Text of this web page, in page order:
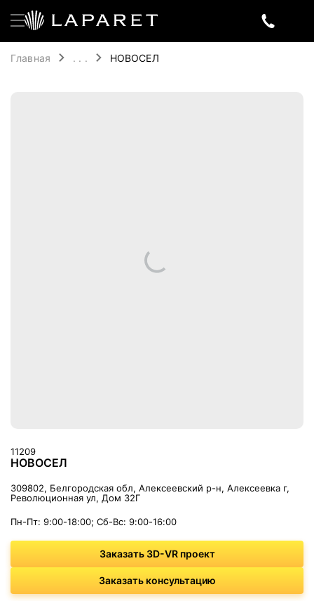
Главная . . . НОВОСЕЛ
11209
НОВОСЕЛ
309802, Белгородская обл, Алексеевский р-н, Алексеевка г,
Революционная ул, Дом 32Г
Пн-Пт: 9:00-18:00; Сб-Вс: 9:00-16:00
Заказать 3D-VR проект
Заказать консультацию